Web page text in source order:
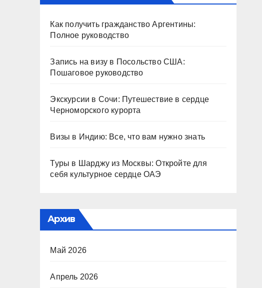
Как получить гражданство Аргентины:
Полное руководство
Запись на визу в Посольство США:
Пошаговое руководство
Экскурсии в Сочи: Путешествие в сердце
Черноморского курорта
Визы в Индию: Все, что вам нужно знать
Туры в Шарджу из Москвы: Откройте для
себя культурное сердце ОАЭ
Архив
Май 2026
Апрель 2026